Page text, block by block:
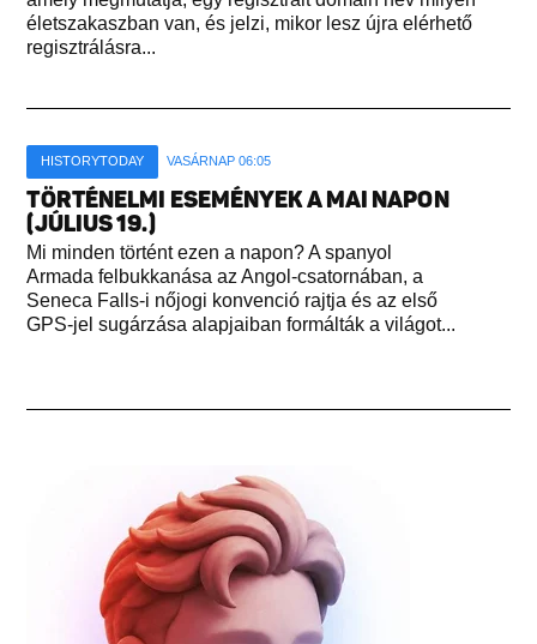
életszakaszban van, és jelzi, mikor lesz újra elérhető
regisztrálásra...
HISTORYTODAY VASÁRNAP 06:05
TÖRTÉNELMI ESEMÉNYEK A MAI NAPON
(JÚLIUS 19.)
Mi minden történt ezen a napon? A spanyol
Armada felbukkanása az Angol-csatornában, a
Seneca Falls-i nőjogi konvenció rajtja és az első
GPS-jel sugárzása alapjaiban formálták a világot...